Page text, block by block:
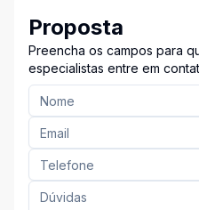
Proposta
Preencha os campos para
especialistas entre em